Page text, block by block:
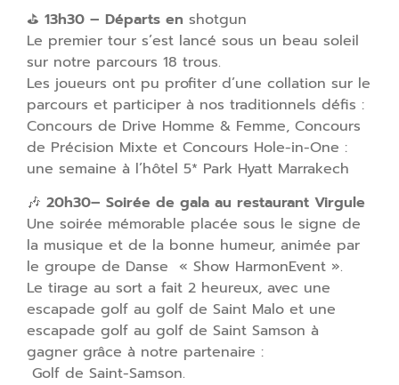
⛳ 13h30 – Départs en shotgun
Le premier tour s’est lancé sous un beau soleil
sur notre parcours 18 trous.
Les joueurs ont pu profiter d’une collation sur le
parcours et participer à nos traditionnels défis :
Concours de Drive Homme & Femme, Concours
de Précision Mixte et Concours Hole-in-One :
une semaine à l’hôtel 5* Park Hyatt Marrakech
🎶 20h30– Soirée de gala au restaurant Virgule
Une soirée mémorable placée sous le signe de
la musique et de la bonne humeur, animée par
le groupe de Danse « Show HarmonEvent ».
Le tirage au sort a fait 2 heureux, avec une
escapade golf au golf de Saint Malo et une
escapade golf au golf de Saint Samson à
gagner grâce à notre partenaire :
Golf de Saint-Samson.